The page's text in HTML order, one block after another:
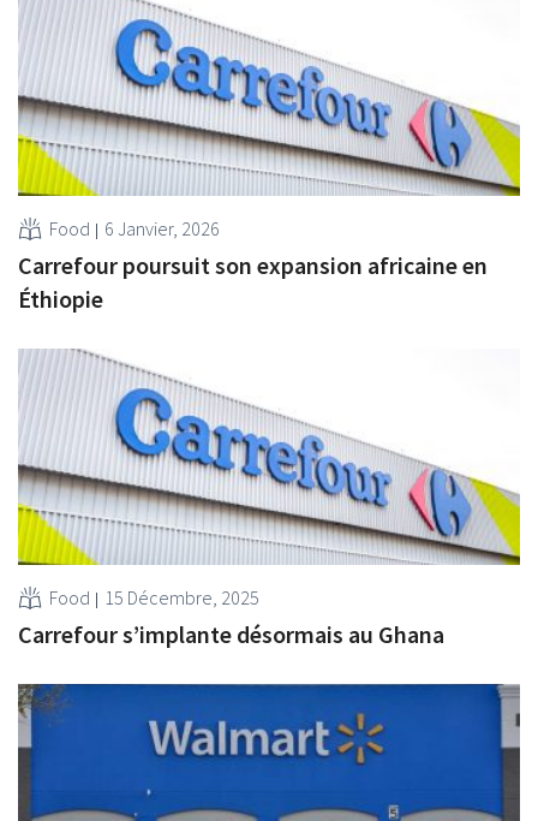
Food 6 Janvier, 2026
Carrefour poursuit son expansion africaine en
Éthiopie
Food 15 Décembre, 2025
Carrefour s’implante désormais au Ghana